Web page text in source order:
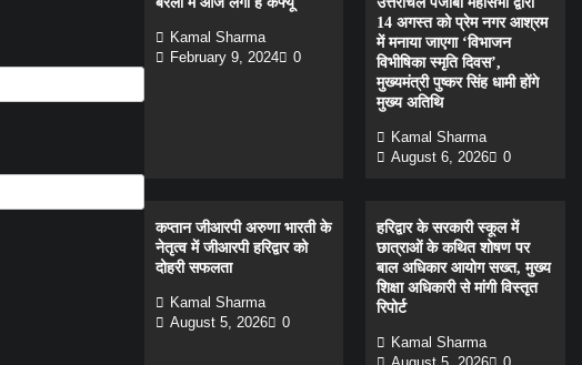
Kamal Sharma
February 9, 2024
0
14 अगस्त को प्रेम नगर आश्रम
में मनाया जाएगा ‘विभाजन
विभीषिका स्मृति दिवस’,
मुख्यमंत्री पुष्कर सिंह धामी होंगे
मुख्य अतिथि
Kamal Sharma
August 6, 2026
0
कप्तान जीआरपी अरुणा भारती के
नेतृत्व में जीआरपी हरिद्वार को
दोहरी सफलता
Kamal Sharma
August 5, 2026
0
हरिद्वार के सरकारी स्कूल में
छात्राओं के कथित शोषण पर
बाल अधिकार आयोग सख्त, मुख्य
शिक्षा अधिकारी से मांगी विस्तृत
रिपोर्ट
Kamal Sharma